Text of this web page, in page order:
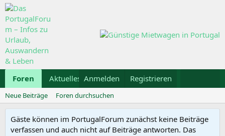
Foren Aktuelles Galerie Kalender
Anmelden Registrieren
Neue Beiträge Foren durchsuchen
Gäste können im PortugalForum zunächst keine Beiträge
verfassen und auch nicht auf Beiträge antworten. Das